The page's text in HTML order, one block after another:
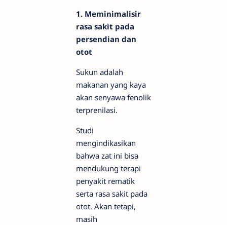
1. Meminimalisir
rasa sakit pada
persendian dan
otot
Sukun adalah
makanan yang kaya
akan senyawa fenolik
terprenilasi.
Studi
mengindikasikan
bahwa zat ini bisa
mendukung terapi
penyakit rematik
serta rasa sakit pada
otot. Akan tetapi,
masih